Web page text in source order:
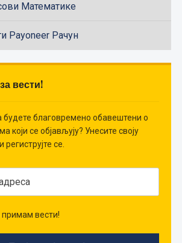
Математике
Payoneer Рачун
вести!
благовремено обавештени о
који се објављују? Унесите своју
се.
вести!